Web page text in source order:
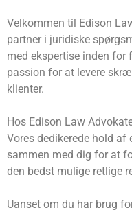
Velkommen til Edison
partner i juridiske
med ekspertise inden for
passion for at levere
klienter.
Hos Edison Law
Vores dedikerede hold
sammen med dig for at
den bedst mulige retlige
Uanset om du har brug